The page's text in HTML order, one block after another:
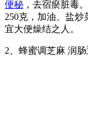
便秘 ，去宿瘀脏毒
250克，加油、盐
宜大便燥结之人。
2、蜂蜜调芝麻 润肠